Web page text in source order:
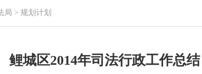
局 > 规划计划
鲤城区2014年司法行政工作总结